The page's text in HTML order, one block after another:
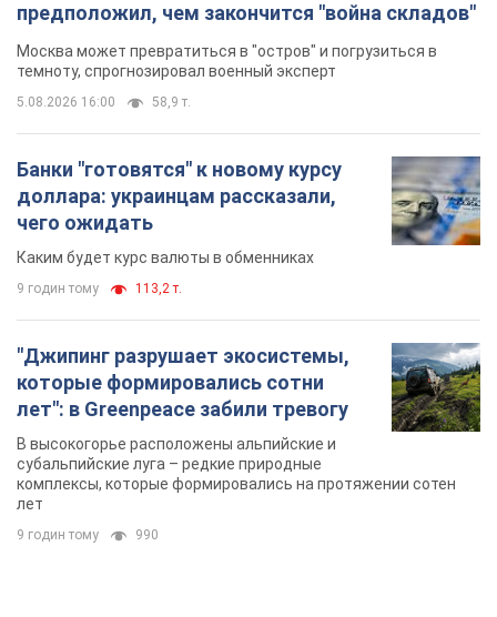
предположил, чем закончится "война складов"
Москва может превратиться в "остров" и погрузиться в
темноту, спрогнозировал военный эксперт
5.08.2026 16:00 58,9 т.
Банки "готовятся" к новому курсу
доллара: украинцам рассказали,
чего ожидать
Каким будет курс валюты в обменниках
9 годин тому 113,2 т.
"Джипинг разрушает экосистемы,
которые формировались сотни
лет": в Greenpeace забили тревогу
В высокогорье расположены альпийские и
субальпийские луга – редкие природные
комплексы, которые формировались на протяжении сотен
лет
9 годин тому 990